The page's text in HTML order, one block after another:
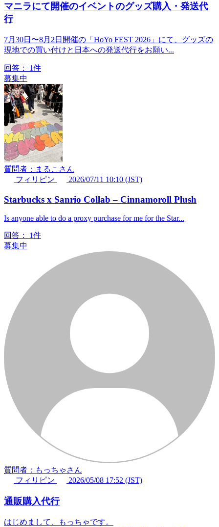
マニラにて開催のイベントのグッズ購入・発送代
行
7月30日〜8月2日開催の「HoYo FEST 2026」にて、グッズの
現地での買い付けと日本への発送代行をお願い...
回答：
1件
募集中
質問者：まるこさん
フィリピン
2026/07/11 10:10 (JST)
Starbucks x Sanrio Collab – Cinnamoroll Plush
Is anyone able to do a proxy purchase for me for the Star...
回答：
1件
募集中
質問者：もっちゃさん
フィリピン
2026/05/08 17:52 (JST)
通販購入代行
はじめまして、もっちゃです。